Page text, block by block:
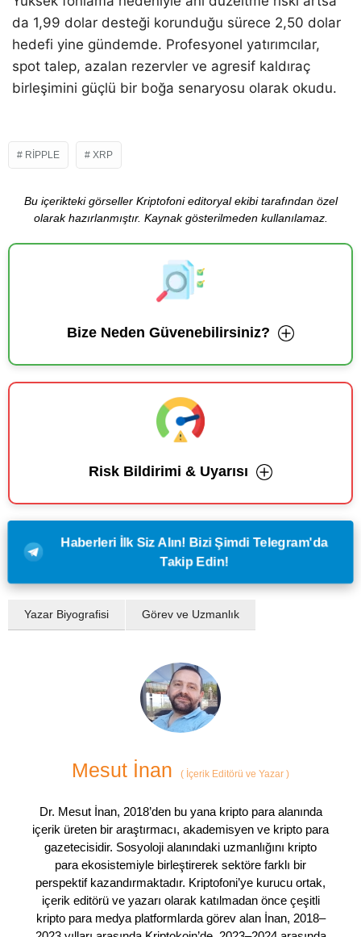
da 1,99 dolar desteği korunduğu sürece 2,50 dolar
hedefi yine gündemde. Profesyonel yatırımcılar,
spot talep, azalan rezervler ve agresif kaldıraç
birleşimini güçlü bir boğa senaryosu olarak okudu.
RIPPLE XRP
Bu içerikteki görseller Kriptofoni editoryal ekibi tarafından özel
olarak hazırlanmıştır. Kaynak gösterilmeden kullanılamaz.
Bize Neden Güvenebilirsiniz?
Risk Bildirimi & Uyarısı
Haberleri İlk Siz Alın! Bizi Şimdi Telegram'da
Takip Edin!
Yazar Biyografisi Görev ve Uzmanlık
Mesut İnan ( İçerik Editörü ve Yazar )
Dr. Mesut İnan, 2018’den bu yana kripto para alanında
içerik üreten bir araştırmacı, akademisyen ve kripto para
gazetecisidir. Sosyoloji alanındaki uzmanlığını kripto
para ekosistemiyle birleştirerek sektöre farklı bir
perspektif kazandırmaktadır. Kriptofoni’ye kurucu ortak,
içerik editörü ve yazarı olarak katılmadan önce çeşitli
kripto para medya platformlarda görev alan İnan, 2018–